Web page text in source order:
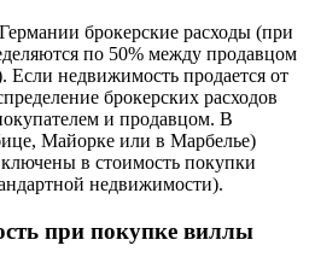
брокерские расходы (при
по 50% между продавцом
Если недвижимость продается от
брокерских расходов
и продавцом. В
Майорке или в Марбелье)
в стоимость покупки
недвижимости).
при покупке виллы